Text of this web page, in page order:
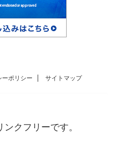
ーポリシー サイトマップ
クフリーです。